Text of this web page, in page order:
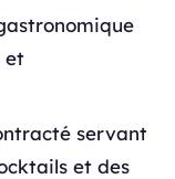
et
servant
et des